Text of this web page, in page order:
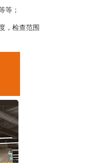
等；
，检查范围